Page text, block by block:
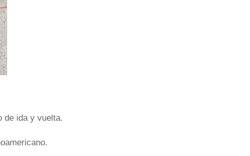
de ida y vuelta.